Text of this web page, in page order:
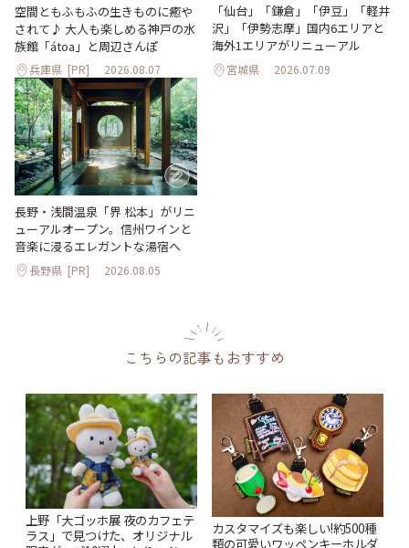
空間ともふもふの生きものに癒や
されて♪ 大人も楽しめる神戸の水
族館「átoa」と周辺さんぽ
兵庫県 [PR] 2026.08.07
「仙台」「鎌倉」「伊豆」「軽井
沢」「伊勢志摩」国内6エリアと
海外1エリアがリニューアル
宮城県 2026.07.09
長野・浅間温泉「界 松本」がリニ
ューアルオープン。信州ワインと
音楽に浸るエレガントな湯宿へ
長野県 [PR] 2026.08.05
こちらの記事もおすすめ
上野「大ゴッホ展 夜のカフェテ
ラス」で見つけた、オリジナル
カスタマイズも楽しい!約500種
類の可愛いワッペンキーホルダ